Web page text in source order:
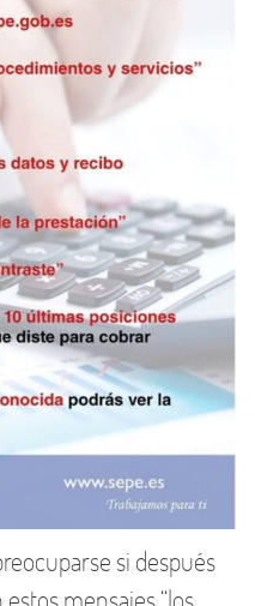
si después
mensajes “los